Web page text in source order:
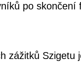
po skončení
zážitků Szigetu